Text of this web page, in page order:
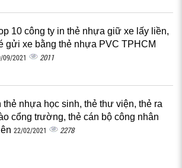
10 công ty in thẻ nhựa giữ xe lấy liền,
gửi xe bằng thẻ nhựa PVC TPHCM
09/2021 2011
thẻ nhựa học sinh, thẻ thư viện, thẻ ra
cổng trường, thẻ cán bộ công nhân
22/02/2021 2278